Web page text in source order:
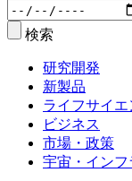
検索
研究開発
新製品
ライフサイエ
ビジネス
市場・政策
宇宙・インフ